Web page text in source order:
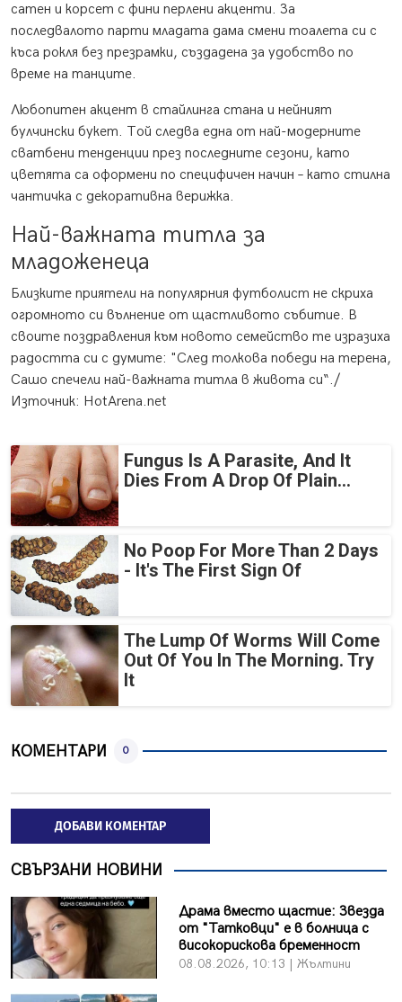
сатен и корсет с фини перлени акценти. За
последвалото парти младата дама смени тоалета си с
къса рокля без презрамки, създадена за удобство по
време на танците.
Любопитен акцент в стайлинга стана и нейният
булчински букет. Той следва една от най-модерните
сватбени тенденции през последните сезони, като
цветята са оформени по специфичен начин – като стилна
чантичка с декоративна верижка.
Най-важната титла за
младоженеца
Близките приятели на популярния футболист не скриха
огромното си вълнение от щастливото събитие. В
своите поздравления към новото семейство те изразиха
радостта си с думите: "След толкова победи на терена,
Сашо спечели най-важната титла в живота си“./
Източник: HotArena.net
Fungus Is A Parasite, And It
Dies From A Drop Of Plain...
No Poop For More Than 2 Days
- It's The First Sign Of
The Lump Of Worms Will Come
Out Of You In The Morning. Try
It
КОМЕНТАРИ 0
ДОБАВИ КОМЕНТАР
СВЪРЗАНИ НОВИНИ
Драма вместо щастие: Звезда
от "Татковци" е в болница с
високорискова бременност
08.08.2026, 10:13 | Жълтини